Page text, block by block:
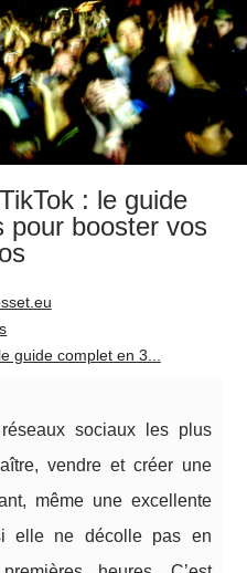
: le guide
pour booster vos
guide complet en 3...
sociaux les plus
vendre et créer une
même une excellente
elle ne décolle pas en